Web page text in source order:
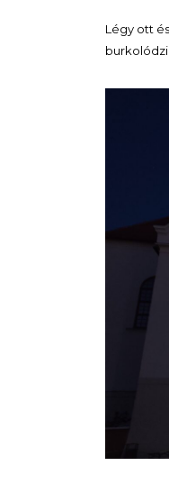
Légy ott